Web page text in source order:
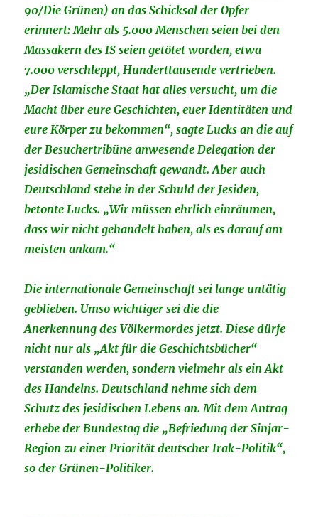
90/Die Grünen) an das Schicksal der Opfer
erinnert: Mehr als 5.000 Menschen seien bei den
Massakern des IS seien getötet worden, etwa
7.000 verschleppt, Hunderttausende vertrieben.
„Der Islamische Staat hat alles versucht, um die
Macht über eure Geschichten, euer Identitäten und
eure Körper zu bekommen“, sagte Lucks an die auf
der Besuchertribüne anwesende Delegation der
jesidischen Gemeinschaft gewandt. Aber auch
Deutschland stehe in der Schuld der Jesiden,
betonte Lucks. „Wir müssen ehrlich einräumen,
dass wir nicht gehandelt haben, als es darauf am
meisten ankam.“
Die internationale Gemeinschaft sei lange untätig
geblieben. Umso wichtiger sei die die
Anerkennung des Völkermordes jetzt. Diese dürfe
nicht nur als „Akt für die Geschichtsbücher“
verstanden werden, sondern vielmehr als ein Akt
des Handelns. Deutschland nehme sich dem
Schutz des jesidischen Lebens an. Mit dem Antrag
erhebe der Bundestag die „Befriedung der Sinjar-
Region zu einer Priorität deutscher Irak-Politik“,
so der Grünen-Politiker.